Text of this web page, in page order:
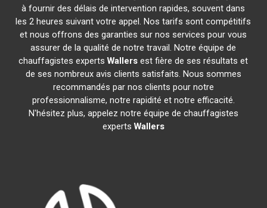
à fournir des délais de intervention rapides, souvent dans
les 2 heures suivant votre appel. Nos tarifs sont compétitifs
et nous offrons des garanties sur nos services pour vous
assurer de la qualité de notre travail. Notre équipe de
chauffagistes expertsWallers est fière de ses résultats et
de ses nombreux avis clients satisfaits. Nous sommes
recommandés par nos clients pour notre
professionnalisme, notre rapidité et notre efficacité.
N'hésitez plus, appelez notre équipe de chauffagistes
experts Wallers